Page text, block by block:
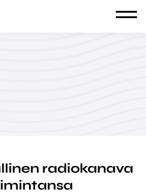
radiokanava